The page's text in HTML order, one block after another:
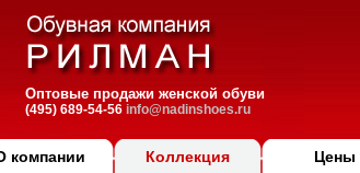
Оптовые продажи женской обуви
(495) 689-54-56 info@nadinshoes.ru
компании Коллекция Цены